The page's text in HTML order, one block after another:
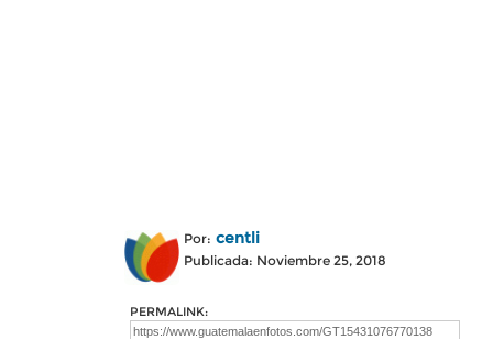
Por: centli
Publicada: Noviembre 25, 2018
PERMALINK: